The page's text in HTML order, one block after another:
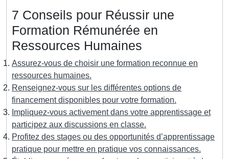
7 Conseils pour Réussir une
Formation Rémunérée en
Ressources Humaines
Assurez-vous de choisir une formation reconnue en
ressources humaines.
Renseignez-vous sur les différentes options de
financement disponibles pour votre formation.
Impliquez-vous activement dans votre apprentissage et
participez aux discussions en classe.
Profitez des stages ou des opportunités d’apprentissage
pratique pour mettre en pratique vos connaissances.